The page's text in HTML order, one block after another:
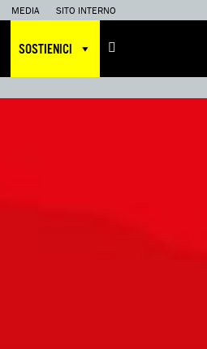
MEDIA SITO INTERNO
SOSTIENICI